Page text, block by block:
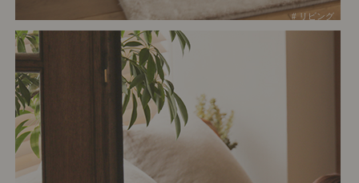
# リビング